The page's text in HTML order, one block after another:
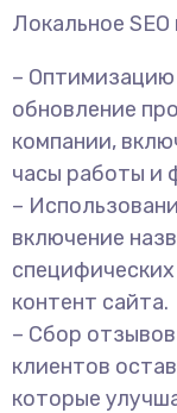
Локальное
– Оптимизацию
обновление
компании,
часы работы и
–
включение
контент сайта.
– Сбор
клиентов
которые